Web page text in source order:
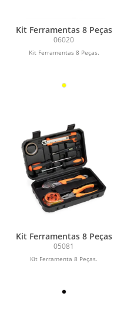
Kit Ferramentas 8 Peças
06020
Kit Ferramentas 8 Peças.
Kit Ferramentas 8 Peças
05081
Kit Ferramenta 8 Peças.